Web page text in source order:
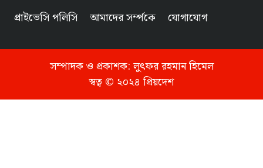
প্রাইভেসি পলিসি আমাদের সর্ম্পকে যোগাযোগ
সম্পাদক ও প্রকাশক: লুৎফর রহমান হিমেল
স্বত্ব © ২০২৪ প্রিয়দেশ